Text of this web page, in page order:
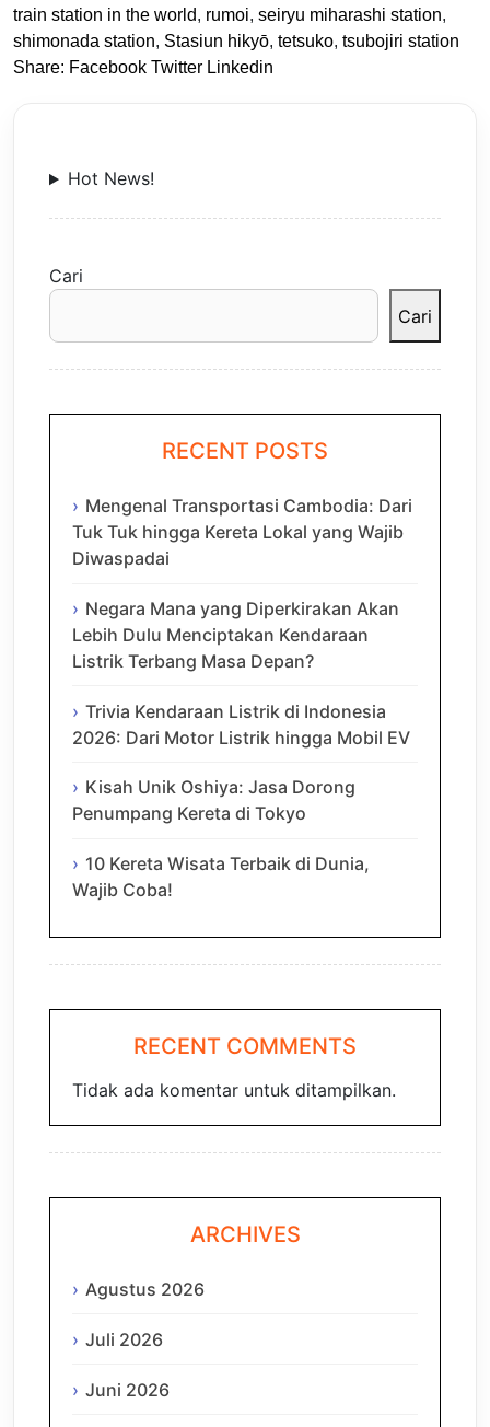
train station in the world, rumoi, seiryu miharashi station,
shimonada station, Stasiun hikyō, tetsuko, tsubojiri station
Share: Facebook Twitter Linkedin
Hot News!
Cari
Cari
RECENT POSTS
Mengenal Transportasi Cambodia: Dari
Tuk Tuk hingga Kereta Lokal yang Wajib
Diwaspadai
Negara Mana yang Diperkirakan Akan
Lebih Dulu Menciptakan Kendaraan
Listrik Terbang Masa Depan?
Trivia Kendaraan Listrik di Indonesia
2026: Dari Motor Listrik hingga Mobil EV
Kisah Unik Oshiya: Jasa Dorong
Penumpang Kereta di Tokyo
10 Kereta Wisata Terbaik di Dunia,
Wajib Coba!
RECENT COMMENTS
Tidak ada komentar untuk ditampilkan.
ARCHIVES
Agustus 2026
Juli 2026
Juni 2026